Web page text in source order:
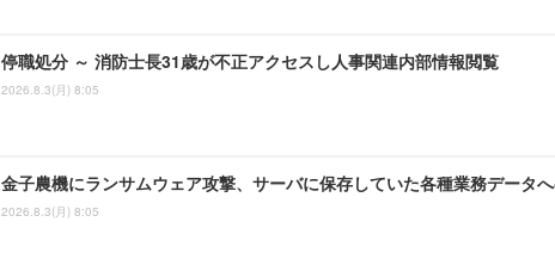
停職処分 ～ 消防士長31歳が不正アクセスし人事関連内部情報閲覧
2026.8.3(月) 8:05
金子農機にランサムウェア攻撃、サーバに保存していた各種業務データ
2026.8.3(月) 8:05